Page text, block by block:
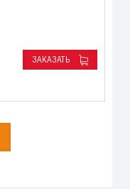
ЗАКАЗАТЬ